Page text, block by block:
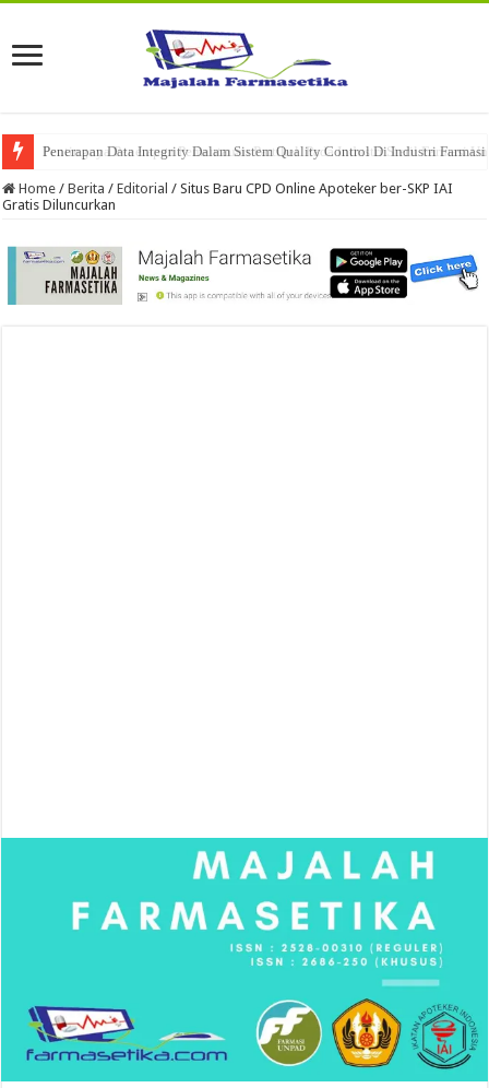
Penerapan Data Integrity Dalam Sistem Quality Control Di Industri Farmasi
Home / Berita / Editorial / Situs Baru CPD Online Apoteker ber-SKP IAI
Gratis Diluncurkan